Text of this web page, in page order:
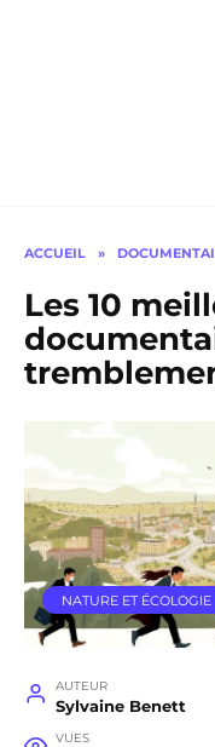
ACCUEIL »
Les 10
NATURE ET ÉCOLOGIE
AUTEUR
Sylvaine Benett
VUES